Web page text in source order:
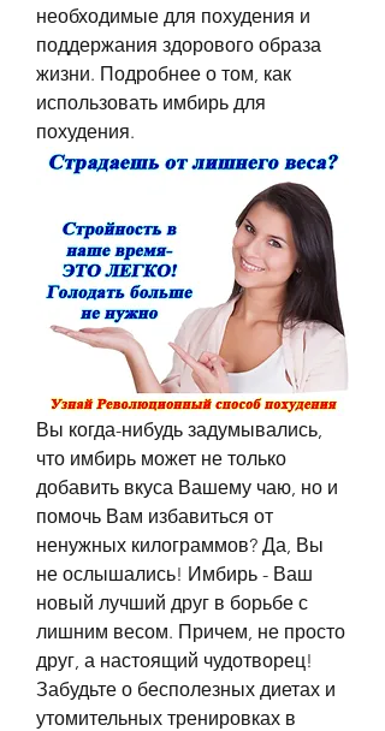
необходимые для похудения и
поддержания здорового образа
жизни. Подробнее о том, как
использовать имбирь для
похудения.
Вы когда-нибудь задумывались,
что имбирь может не только
добавить вкуса Вашему чаю, но и
помочь Вам избавиться от
ненужных килограммов? Да, Вы
не ослышались! Имбирь - Ваш
новый лучший друг в борьбе с
лишним весом. Причем, не просто
друг, а настоящий чудотворец!
Забудьте о бесполезных диетах и
утомительных тренировках в